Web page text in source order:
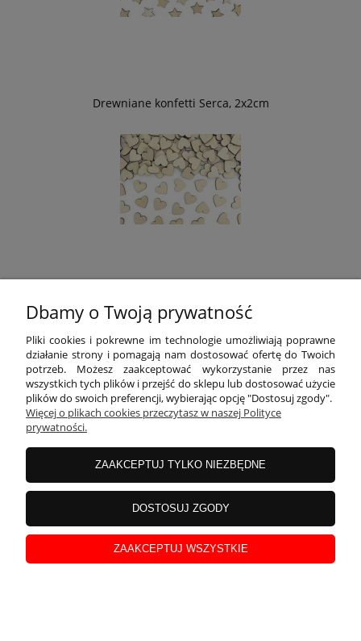
Drewniane konfetti Serca, 2x2cm
Serwetki Happy Birthday 40 granatowe 10szt
Dbamy o Twoją prywatność
Pliki cookies i pokrewne im technologie umożliwiają poprawne
działanie strony i pomagają nam dostosować ofertę do Twoich
potrzeb. Możesz zaakceptować wykorzystanie przez nas
wszystkich tych plików i przejść do sklepu lub dostosować użycie
plików do swoich preferencji, wybierając opcję "Dostosuj zgody".
Więcej o plikach cookies przeczytasz w naszej Polityce
prywatności.
ZAAKCEPTUJ TYLKO NIEZBĘDNE
DOSTOSUJ ZGODY
ZAAKCEPTUJ WSZYSTKIE